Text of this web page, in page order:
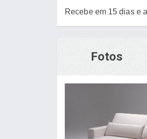
Recebe em 15 dias e
Fotos